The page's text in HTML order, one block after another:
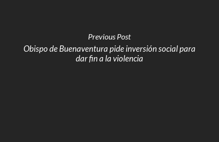
Previous Post
Obispo de Buenaventura pide inversión social para
dar fin a la violencia